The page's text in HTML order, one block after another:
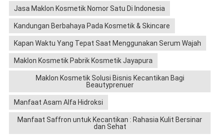
Jasa Maklon Kosmetik Nomor Satu Di Indonesia
Kandungan Berbahaya Pada Kosmetik & Skincare
Kapan Waktu Yang Tepat Saat Menggunakan Serum Wajah
Maklon Kosmetik Pabrik Kosmetik Jayapura
Maklon Kosmetik Solusi Bisnis Kecantikan Bagi
Beautyprenuer
Manfaat Asam Alfa Hidroksi
Manfaat Saffron untuk Kecantikan : Rahasia Kulit Bersinar
dan Sehat